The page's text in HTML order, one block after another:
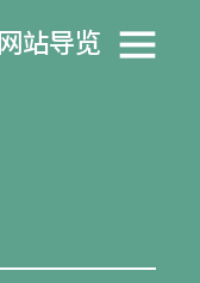
网站导览